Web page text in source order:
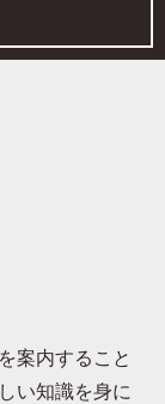
案内すること
い知識を身に